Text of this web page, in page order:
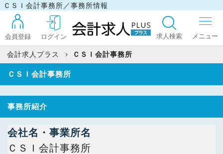
ＣＳＩ会計事務所／事務所情報
会員登録 ログイン 求人検索
最近見た求人
会計求人プラス ＣＳＩ会計事務所
ＣＳＩ会計事務所
事務所紹介
会社名・事業所名
ＣＳＩ会計事務所